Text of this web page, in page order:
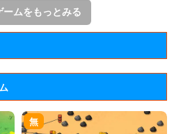
ームをもっとみる
無